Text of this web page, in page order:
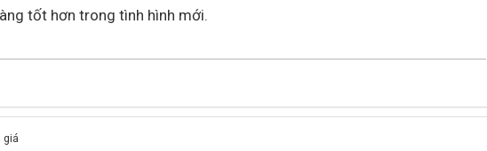
tốt hơn trong tình hình mới.
giá